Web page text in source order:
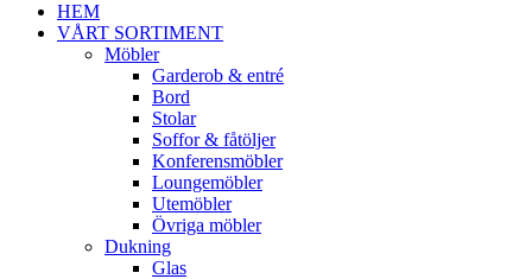
HEM
VÅRT SORTIMENT
Möbler
Garderob & entré
Bord
Stolar
Soffor & fåtöljer
Konferensmöbler
Loungemöbler
Utemöbler
Övriga möbler
Dukning
Glas